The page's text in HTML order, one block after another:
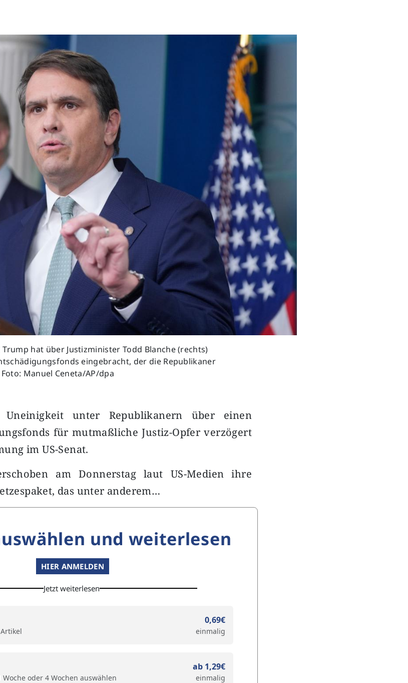
hat über Justizminister Todd Blanche (rechts)
eingebracht, der die Republikaner
Manuel Ceneta/AP/dpa
unter Republikanern über einen
für mutmaßliche Justiz-Opfer verzögert
im US-Senat.
am Donnerstag laut US-Medien ihre
das unter anderem…
und weiterlesen
HIER ANMELDEN
Jetzt weiterlesen
0,69€
einmalig
oder 4 Wochen auswählen
ab 1,29€
einmalig